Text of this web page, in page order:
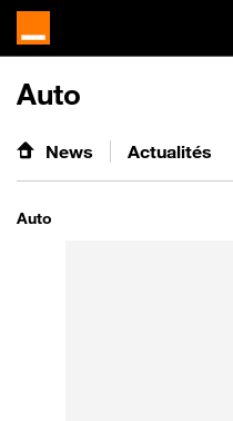
Auto
News Actualités
Auto